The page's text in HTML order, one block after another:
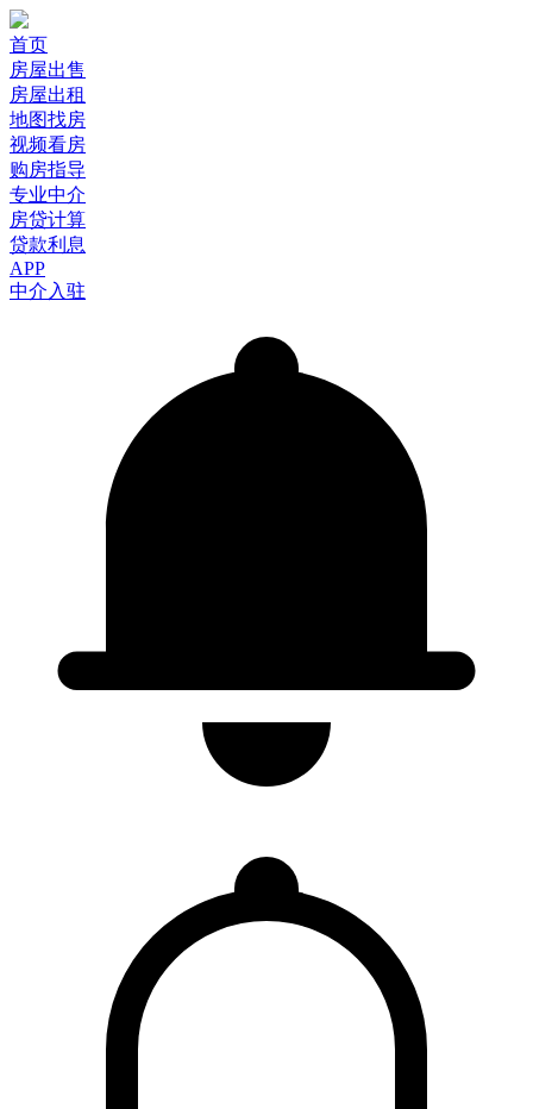
首页
房屋出售
房屋出租
地图找房
视频看房
购房指导
专业中介
房贷计算
贷款利息
APP
中介入驻